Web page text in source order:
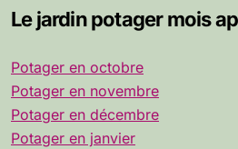
Le jardin potager mois
Potager en octobre
Potager en novembre
Potager en décembre
Potager en janvier